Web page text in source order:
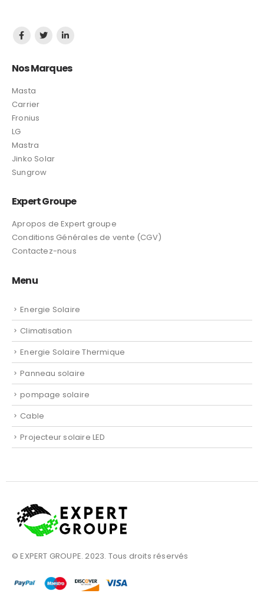
Nos Marques
Masta
Carrier
Fronius
LG
Mastra
Jinko Solar
Sungrow
Expert Groupe
Apropos de Expert groupe
Conditions Générales de vente (CGV)
Contactez-nous
Menu
Energie Solaire
Climatisation
Energie Solaire Thermique
Panneau solaire
pompage solaire
Cable
Projecteur solaire LED
© EXPERT GROUPE. 2023. Tous droits réservés